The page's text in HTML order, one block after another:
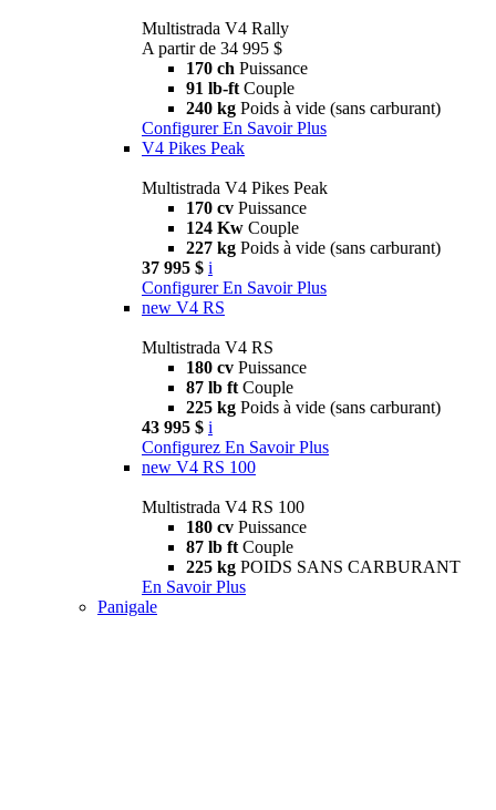
Multistrada V4 Rally
A partir de 34 995 $
170 ch Puissance
91 lb-ft Couple
240 kg Poids à vide (sans carburant)
Configurer En Savoir Plus
V4 Pikes Peak
Multistrada V4 Pikes Peak
170 cv Puissance
124 Kw Couple
227 kg Poids à vide (sans carburant)
37 995 $ i
Configurer En Savoir Plus
new V4 RS
Multistrada V4 RS
180 cv Puissance
87 lb ft Couple
225 kg Poids à vide (sans carburant)
43 995 $ i
Configurez En Savoir Plus
new V4 RS 100
Multistrada V4 RS 100
180 cv Puissance
87 lb ft Couple
225 kg POIDS SANS CARBURANT
En Savoir Plus
Panigale